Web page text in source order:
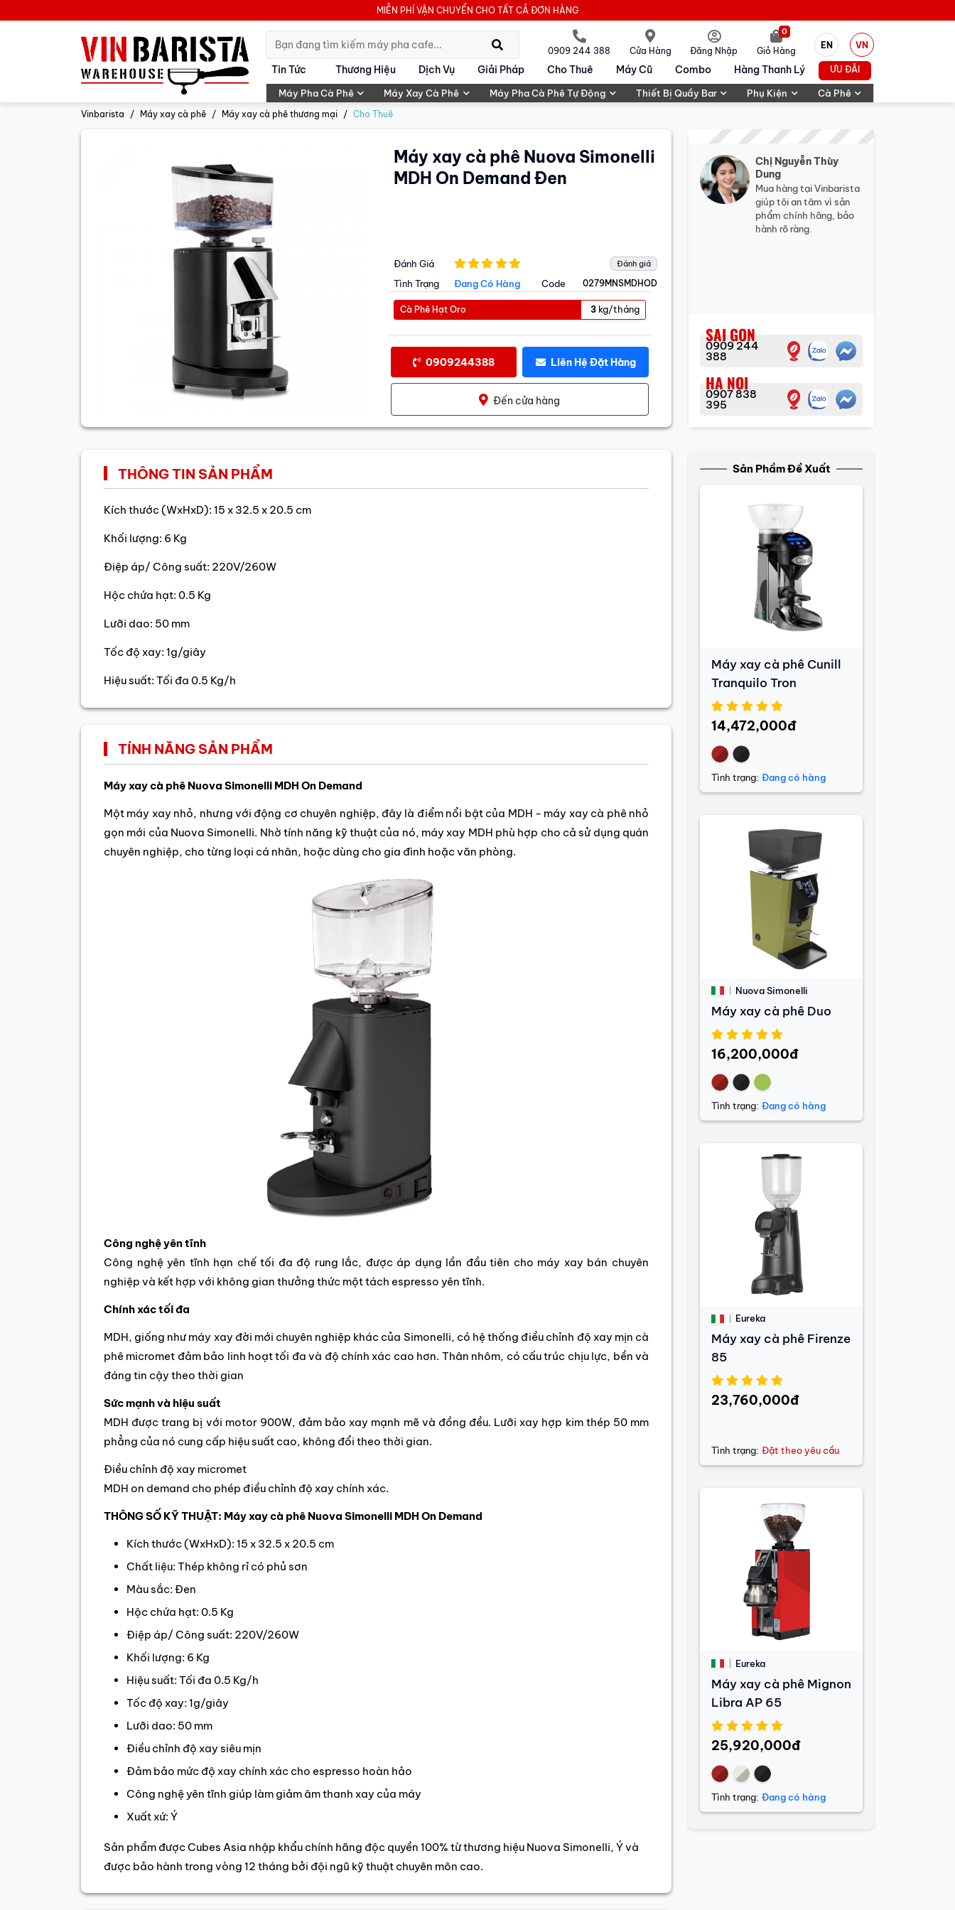
MIỄN PHÍ VẬN CHUYỂN CHO TẤT CẢ ĐƠN HÀNG
0909 244 388 Cửa Hàng Đăng Nhập Giỏ Hàng
0
EN VN
Tin Tức Thương Hiệu Dịch Vụ Giải Pháp Cho Thuê Máy Cũ Combo Hàng Thanh Lý ƯU ĐÃI
Máy Pha Cà Phê Máy Xay Cà Phê Máy Pha Cà Phê Tự Động Thiết Bị Quầy Bar Phụ Kiện Cà Phê
Vinbarista Máy xay cà phê Máy xay cà phê thương mại Cho Thuê
Máy xay cà phê Nuova Simonelli
MDH On Demand Đen
Đánh Giá Đánh giá
Tình Trạng Đang Có Hàng Code 0279MNSMDHOD
Cà Phê Hạt Oro 3 kg/tháng
0909244388 Liên Hệ Đặt Hàng
Đến cửa hàng
Chị Nguyễn Thùy
Dung
Mua hàng tại Vinbarista
giúp tôi an tâm vì sản
phẩm chính hãng, bảo
hành rõ ràng.
SAI GON
0909 244
388
HA NOI
0907 838
395
THÔNG TIN SẢN PHẨM
Kích thước (WxHxD): 15 x 32.5 x 20.5 cm
Khối lượng: 6 Kg
Điệp áp/ Công suất: 220V/260W
Hộc chứa hạt: 0.5 Kg
Lưỡi dao: 50 mm
Tốc độ xay: 1g/giây
Hiệu suất: Tối đa 0.5 Kg/h
TÍNH NĂNG SẢN PHẨM
Máy xay cà phê Nuova Simonelli MDH On Demand
Một máy xay nhỏ, nhưng với động cơ chuyên nghiệp, đây là điểm nổi bật của MDH - máy xay cà phê nhỏ
gọn mới của Nuova Simonelli. Nhờ tính năng kỹ thuật của nó, máy xay MDH phù hợp cho cả sử dụng quán
chuyên nghiệp, cho từng loại cá nhân, hoặc dùng cho gia đình hoặc văn phòng.
Công nghệ yên tĩnh
Công nghệ yên tĩnh hạn chế tối đa độ rung lắc, được áp dụng lần đầu tiên cho máy xay bán chuyên
nghiệp và kết hợp với không gian thưởng thức một tách espresso yên tĩnh.
Chính xác tối đa
MDH, giống như máy xay đời mới chuyên nghiệp khác của Simonelli, có hệ thống điều chỉnh độ xay mịn cà
phê micromet đảm bảo linh hoạt tối đa và độ chính xác cao hơn. Thân nhôm, có cấu trúc chịu lực, bền và
đáng tin cậy theo thời gian
Sức mạnh và hiệu suất
MDH được trang bị với motor 900W, đảm bảo xay mạnh mẽ và đồng đều. Lưỡi xay hợp kim thép 50 mm
phẳng của nó cung cấp hiệu suất cao, không đổi theo thời gian.
Điều chỉnh độ xay micromet
MDH on demand cho phép điều chỉnh độ xay chính xác.
THÔNG SỐ KỸ THUẬT: Máy xay cà phê Nuova Simonelli MDH On Demand
Kích thước (WxHxD): 15 x 32.5 x 20.5 cm
Chất liệu: Thép không rỉ có phủ sơn
Màu sắc: Đen
Hộc chứa hạt: 0.5 Kg
Điệp áp/ Công suất: 220V/260W
Khối lượng: 6 Kg
Hiệu suất: Tối đa 0.5 Kg/h
Tốc độ xay: 1g/giây
Lưỡi dao: 50 mm
Điều chỉnh độ xay siêu mịn
Đảm bảo mức độ xay chính xác cho espresso hoàn hảo
Công nghệ yên tĩnh giúp làm giảm âm thanh xay của máy
Xuất xứ: Ý
Sản phẩm được Cubes Asia nhập khẩu chính hãng độc quyền 100% từ thương hiệu Nuova Simonelli, Ý và
được bảo hành trong vòng 12 tháng bởi đội ngũ kỹ thuật chuyên môn cao.
Sản Phầm Đề Xuất
Máy xay cà phê Cunill
Tranquilo Tron
14,472,000đ
Tình trạng: Đang có hàng
Nuova Simonelli
Máy xay cà phê Duo
16,200,000đ
Tình trạng: Đang có hàng
Eureka
Máy xay cà phê Firenze
85
23,760,000đ
Tình trạng: Đặt theo yêu cầu
Eureka
Máy xay cà phê Mignon
Libra AP 65
25,920,000đ
Tình trạng: Đang có hàng